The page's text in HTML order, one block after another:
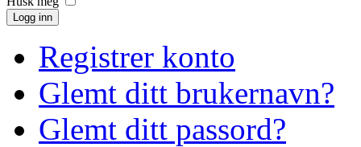
Logg inn
Registrer konto
Glemt ditt brukernavn?
Glemt ditt passord?